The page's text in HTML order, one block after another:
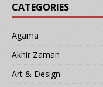
CATEGORIES
Agama
Akhir Zaman
Art & Design